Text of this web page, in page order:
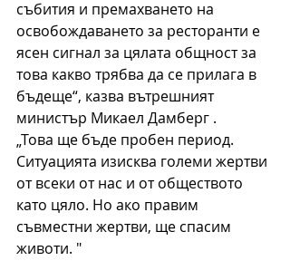
събития и премахването на
освобождаването за ресторанти е
ясен сигнал за цялата общност за
това какво трябва да се прилага в
бъдеще“, казва вътрешният
министър Микаел Дамберг .
„Това ще бъде пробен период.
Ситуацията изисква големи жертви
от всеки от нас и от обществото
като цяло. Но ако правим
съвместни жертви, ще спасим
животи. "